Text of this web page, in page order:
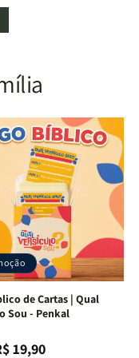
|
Full
Color
|
Capa
Dura
Harpa
|
-
Cruz
Laranja
de Cartas | Qual
Sou - Penkal
19,90